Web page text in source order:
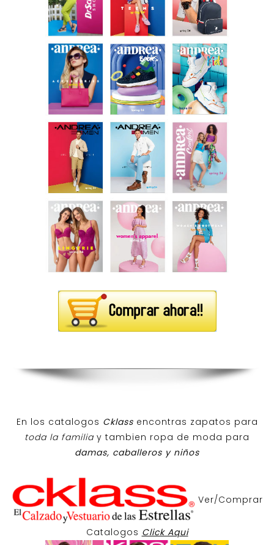
En los catalogos Cklass encontras zapatos para
toda la familiay tambien ropa de moda para
damas, caballeros y niños
Ver/Comprar
Catalogos Click Aqui